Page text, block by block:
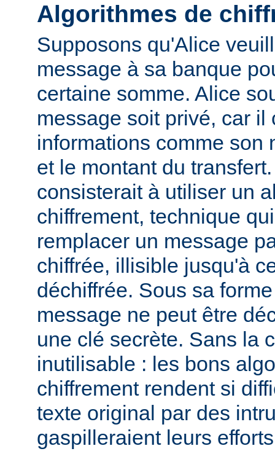
Algorithmes de
Supposons qu'Alice
message à sa banque
certaine somme. Alice
message soit privé, car il
informations comme son
et le montant du
consisterait à utiliser un
chiffrement, technique
remplacer un message
chiffrée, illisible jusqu'à
déchiffrée. Sous sa
message ne peut être
une clé secrète. Sans la
inutilisable : les bons
chiffrement rendent si
texte original par des
gaspilleraient leurs